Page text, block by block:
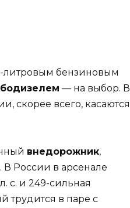
литровым бензиновым
— на выбор. В
скорее всего, касаются
внедорожник,
В России в арсенале
с. и 249-сильная
трудится в паре с